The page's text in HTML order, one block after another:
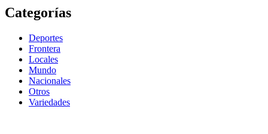
Categorías
Deportes
Frontera
Locales
Mundo
Nacionales
Otros
Variedades